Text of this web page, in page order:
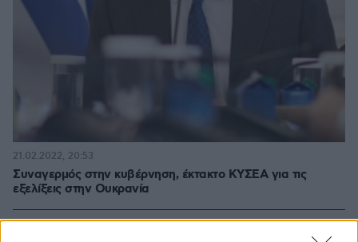
Συναγερμός στην κυβέρνηση, έκτακτο ΚΥΣΕΑ για τις
εξελίξεις στην Ουκρανία
21.02.2022, 20:53